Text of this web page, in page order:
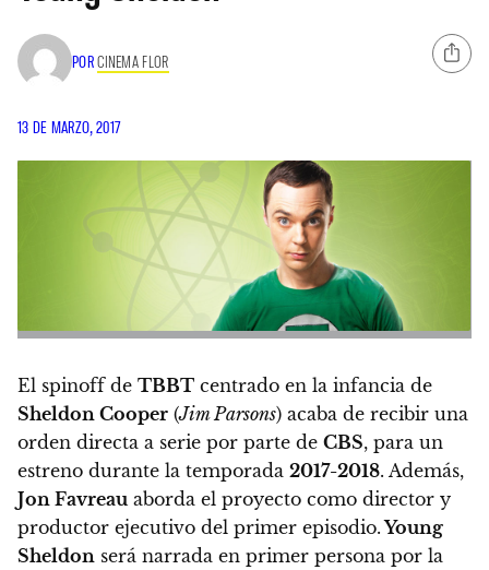
PORCINEMA FLOR
13 DE MARZO, 2017
El spinoff de TBBT centrado en la infancia de
Sheldon Cooper (Jim Parsons) acaba de recibir una
orden directa a serie por parte de CBS, para un
estreno durante la temporada 2017-2018. Además,
Jon Favreau aborda el proyecto como director y
productor ejecutivo del primer episodio.Young
Sheldon será narrada en primer persona por la